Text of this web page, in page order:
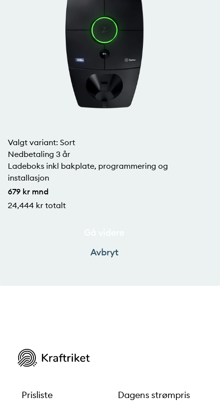
Valgt variant: Sort
Nedbetaling 3 år
Ladeboks inkl bakplate, programmering og
installasjon
679 kr mnd
24,444 kr totalt
Avbryt
Prisliste
Dagens strømpris